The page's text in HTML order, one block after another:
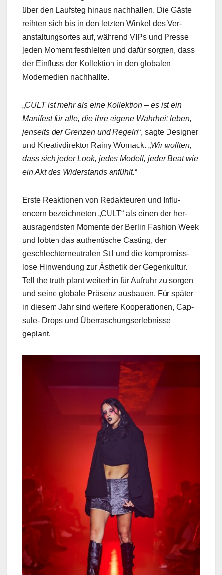
über den Lauf­steg hin­aus nach­hallen. Die Gäste
rei­ht­en sich bis in den let­zten Winkel des Ver­
anstal­tung­sortes auf, während VIPs und Presse
jeden Moment fes­thiel­ten und dafür sorgten, dass
der Ein­fluss der Kollek­tion in den glob­alen
Modeme­di­en nach­hallte.
„CULT ist mehr als eine Kollek­tion – es ist ein
Man­i­fest für alle, die ihre eigene Wahrheit leben,
jen­seits der Gren­zen und Regeln“, sagte Design­er
und Kreativdi­rek­tor Rainy Wom­ack. „Wir woll­ten,
dass sich jed­er Look, jedes Mod­ell, jed­er Beat wie
ein Akt des Wider­stands anfühlt.“
Erste Reak­tio­nen von Redak­teuren und Influ­
encern beze­ich­neten „CULT“ als einen der her­
aus­ra­gend­sten Momente der Berlin Fash­ion Week
und lobten das authen­tis­che Cast­ing, den
geschlechterneu­tralen Stil und die kom­pro­miss­
lose Hin­wen­dung zur Ästhetik der Gegenkul­tur.
Tell the truth plant weit­er­hin für Aufruhr zu sor­gen
und seine glob­ale Präsenz aus­bauen. Für später
in diesem Jahr sind weit­ere Koop­er­a­tio­nen, Cap­
sule- Drops und Über­raschungser­leb­nisse
geplant.